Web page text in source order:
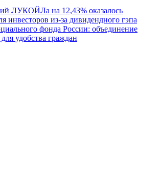
ЛУКОЙЛа на 12,43% оказалось
инвесторов из-за дивидендного гэпа
фонда России: объединение
удобства граждан